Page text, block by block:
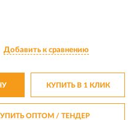
Добавить к сравнению
КУПИТЬ В 1 КЛИК
ОПТОМ/ ТЕНДЕР